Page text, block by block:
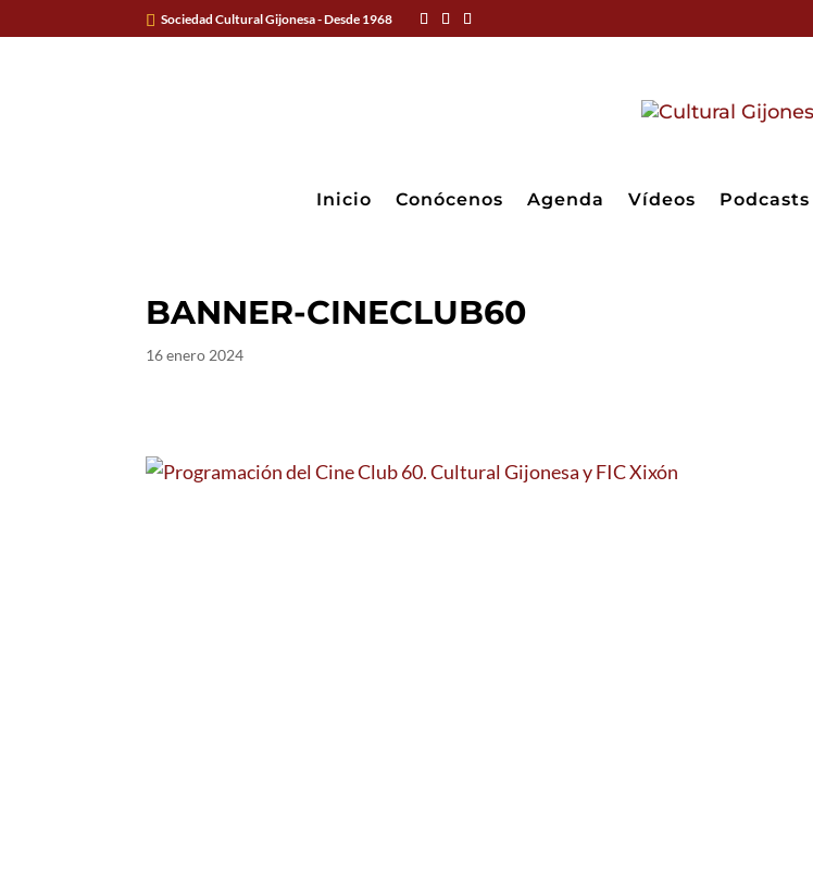
Sociedad Cultural Gijonesa - Desde 1968
Inicio Conócenos Agenda Vídeos Podcasts
BANNER-CINECLUB60
16 enero 2024